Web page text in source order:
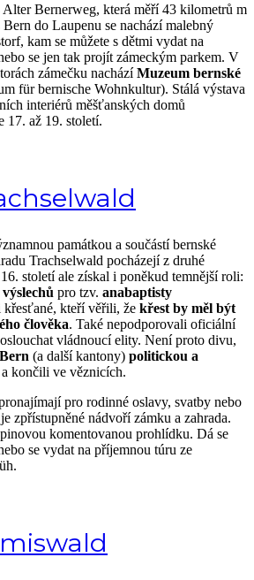
Bernerweg, která měří 43 kilometrů m
do Laupenu se nachází malebný
kam se můžete s dětmi vydat na
se jen tak projít zámeckým parkem. V
zámečku nacházíMuzeum bernské
für bernische Wohnkultur). Stálá výstava
interiérů měšťanských domů
17. až 19. století.
památkou a součástí bernské
Trachselwald pocházejí z druhé
století ale získal i poněkud temnější roli:
pro tzv. anabaptisty
kteří věřili, že křest by měl být
člověka. Také nepodporovali oficiální
vládnoucí elity. Není proto divu,
(a další kantony) politickou a
a končili ve věznicích.
pro rodinné oslavy, svatby nebo
zpřístupněné nádvoří zámku a zahrada.
komentovanou prohlídku. Dá se
se vydat na příjemnou túru ze